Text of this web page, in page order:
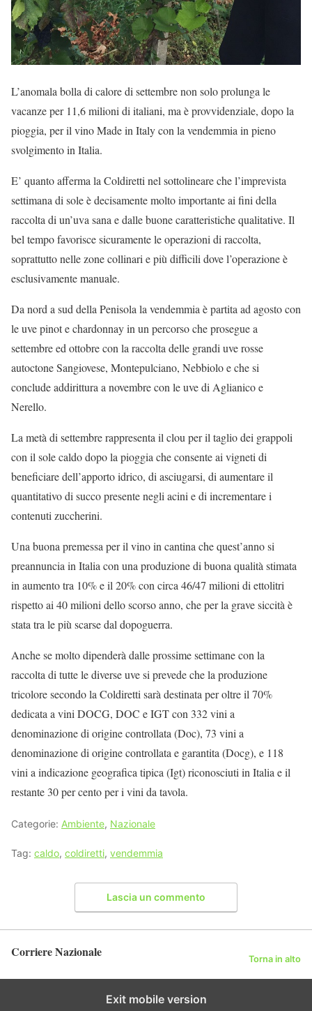
L’anomala bolla di calore di settembre non solo prolunga le
vacanze per 11,6 milioni di italiani, ma è provvidenziale, dopo la
pioggia, per il vino Made in Italy con la vendemmia in pieno
svolgimento in Italia.
E’ quanto afferma la Coldiretti nel sottolineare che l’imprevista
settimana di sole è decisamente molto importante ai fini della
raccolta di un’uva sana e dalle buone caratteristiche qualitative. Il
bel tempo favorisce sicuramente le operazioni di raccolta,
soprattutto nelle zone collinari e più difficili dove l’operazione è
esclusivamente manuale.
Da nord a sud della Penisola la vendemmia è partita ad agosto con
le uve pinot e chardonnay in un percorso che prosegue a
settembre ed ottobre con la raccolta delle grandi uve rosse
autoctone Sangiovese, Montepulciano, Nebbiolo e che si
conclude addirittura a novembre con le uve di Aglianico e
Nerello.
La metà di settembre rappresenta il clou per il taglio dei grappoli
con il sole caldo dopo la pioggia che consente ai vigneti di
beneficiare dell’apporto idrico, di asciugarsi, di aumentare il
quantitativo di succo presente negli acini e di incrementare i
contenuti zuccherini.
Una buona premessa per il vino in cantina che quest’anno si
preannuncia in Italia con una produzione di buona qualità stimata
in aumento tra 10% e il 20% con circa 46/47 milioni di ettolitri
rispetto ai 40 milioni dello scorso anno, che per la grave siccità è
stata tra le più scarse dal dopoguerra.
Anche se molto dipenderà dalle prossime settimane con la
raccolta di tutte le diverse uve si prevede che la produzione
tricolore secondo la Coldiretti sarà destinata per oltre il 70%
dedicata a vini DOCG, DOC e IGT con 332 vini a
denominazione di origine controllata (Doc), 73 vini a
denominazione di origine controllata e garantita (Docg), e 118
vini a indicazione geografica tipica (Igt) riconosciuti in Italia e il
restante 30 per cento per i vini da tavola.
Categorie: Ambiente, Nazionale
Tag: caldo, coldiretti, vendemmia
Lascia un commento
Corriere Nazionale Torna in alto
Exit mobile version